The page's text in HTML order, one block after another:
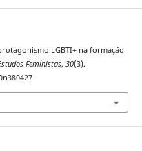
LGBTI+ na formação
Feministas, 30(3).